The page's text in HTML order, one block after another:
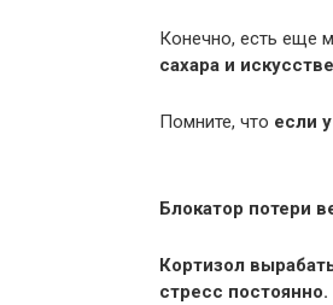
Конечно, есть еще
сахара и
Помните, что если
Блокатор потери
Кортизол
стресс постоянно.